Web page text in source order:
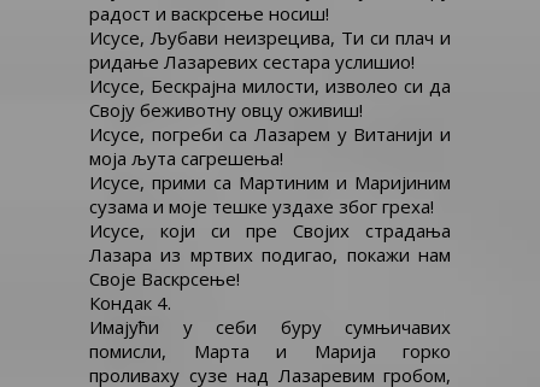
радост и васкрсење носиш!
Исусе, Љубави неизрецива, Ти си плач и
ридање Лазаревих сестара услишио!
Исусе, Бескрајна милости, изволео си да
Своју беживотну овцу оживиш!
Исусе, погреби са Лазарем у Витанији и
моја љута сагрешења!
Исусе, прими са Мартиним и Маријиним
сузама и моје тешке уздахе због греха!
Исусе, који си пре Својих страдања
Лазара из мртвих подигао, покажи нам
Своје Васкрсење!
Кондак 4.
Имајући у себи буру сумњичавих
помисли, Марта и Марија горко
проливаху сузе над Лазаревим гробом,